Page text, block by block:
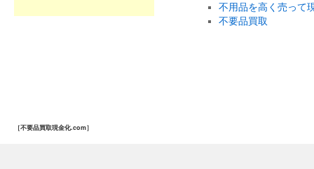
不用品を高く売って
不要品買取
［不要品買取現金化.com］